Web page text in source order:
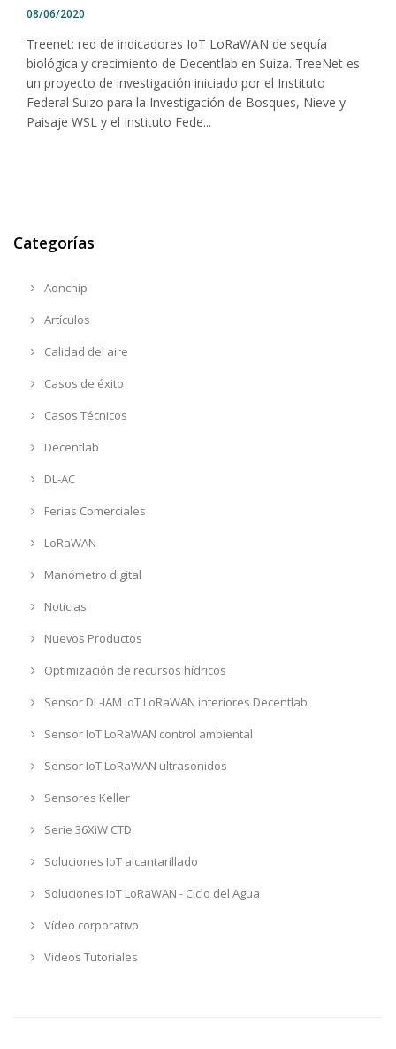
08/06/2020
Treenet: red de indicadores IoT LoRaWAN de sequía
biológica y crecimiento de Decentlab en Suiza. TreeNet es
un proyecto de investigación iniciado por el Instituto
Federal Suizo para la Investigación de Bosques, Nieve y
Paisaje WSL y el Instituto Fede...
Categorías
Aonchip
Artículos
Calidad del aire
Casos de éxito
Casos Técnicos
Decentlab
DL-AC
Ferias Comerciales
LoRaWAN
Manómetro digital
Noticias
Nuevos Productos
Optimización de recursos hídricos
Sensor DL-IAM IoT LoRaWAN interiores Decentlab
Sensor IoT LoRaWAN control ambiental
Sensor IoT LoRaWAN ultrasonidos
Sensores Keller
Serie 36XiW CTD
Soluciones IoT alcantarillado
Soluciones IoT LoRaWAN - Ciclo del Agua
Vídeo corporativo
Videos Tutoriales